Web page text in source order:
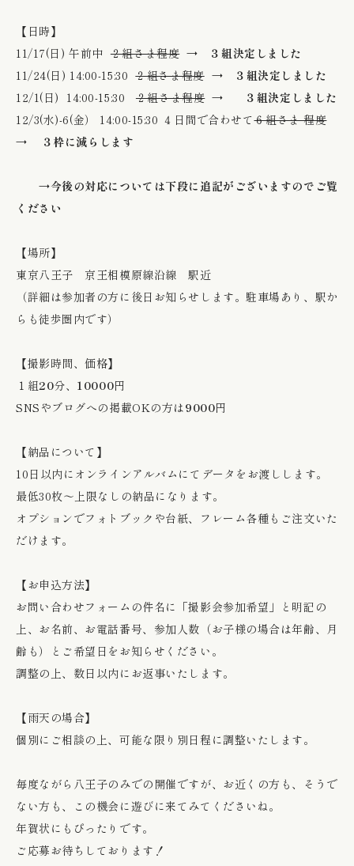
【日時】
11/17(日) 午前中２組さま程度→
３組決定しました
11/24(日) 14:00-15:30２組さま程度→
３組決定しました
12/1(日) 14:00-15:30 ２組さま程度→
３組決定しました
12/3(水)-6(金） 14:00-15:30 ４日間で合わせて６組さま 程度
→
３枠に減らします
→今後の対応については下段に追記がございますのでご覧
ください
【場所】
東京八王子 京王相模原線沿線 駅近
（詳細は参加者の方に後日お知らせします。駐車場あり、駅か
らも徒歩圏内です）
【撮影時間、価格】
１組20分、 10000円
SNSやブログへの掲載OKの方は9000円
【納品について】
10日以内にオンラインアルバムにてデータをお渡しします。
最低30枚〜上限なしの納品になります。
オプションでフォトブックや台紙、フレーム各種もご注文いた
だけます。
【お申込方法】
お問い合わせフォーム の件名に「撮影会参加希望」と明記の
上、お名前、お電話番号、参加人数（お子様の場合は年齢、月
齢も）とご希望日をお知らせください。
調整の上、数日以内にお返事いたします。
【雨天の場合】
個別にご相談の上、可能な限り別日程に調整いたします。
毎度ながら八王子のみでの開催ですが、お近くの方も、そうで
ない方も、この機会に遊びに来てみてくださいね。
年賀状にもぴったりです。
ご応募お待ちしております！